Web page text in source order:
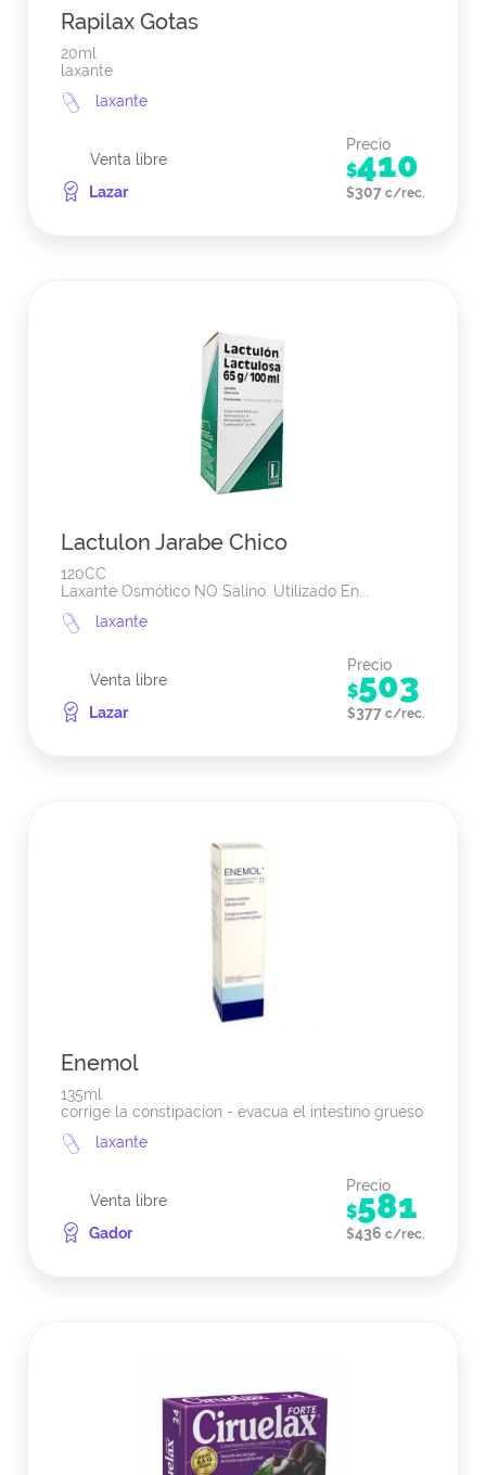
Rapilax Gotas
20ml
laxante
laxante
Venta libre
Lazar
Precio
$410
$307 c/rec.
Lactulon Jarabe Chico
120CC
Laxante Osmótico NO Salino. Utilizado En...
laxante
Venta libre
Lazar
Precio
$503
$377 c/rec.
Enemol
135ml
corrige la constipacion - evacua el intestino grueso
laxante
Venta libre
Gador
Precio
$581
$436 c/rec.